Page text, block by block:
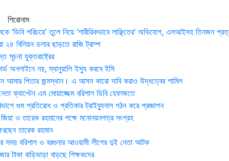
শিরোনাম
‘ডিবি পরিচয়ে’ তুলে নিয়ে ‘শারীরিকভাবে লাঞ্ছিতের’ অভিযোগ, এসআইসহ তিনজন
২৪ বিলিয়ন ডলার ছাড়তে রাজি ট্রাম্প
সূচনা যুক্তরাষ্ট্রের
অনলাইনে নয়, ম্যানুয়ালি ইস্যু করবে ইসি
পিতার জন্মস্থান। এ আসন কারো দাবি করাও উদ্ধত্বের শামিল
ক্যাপ্টেন এম মোয়াজ্জেম বরিশাল ডিবি হেফাজতে
গুম প্রতিরোধ ও প্রতিকার ট্রাইব্যুনাল গঠন করে প্রজ্ঞাপন
ও তারেক রহমানের পক্ষে মনোনয়নপত্র সংগ্রহ
তারেক রহমান
সময় ব‌রিশাল ও বরগুনার আওয়ামী লীগের দুই নেতা আটক
টাকা বাড়িভাড়া বাড়ছে শিক্ষকদের